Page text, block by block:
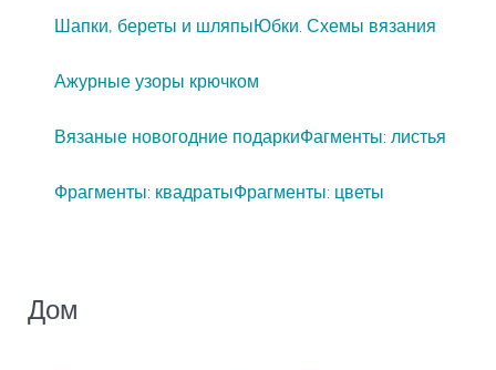
Шапки, береты и шляпыЮбки. Схемы вязания
Ажурные узоры крючком
Вязаные новогодние подаркиФагменты: листья
Фрагменты: квадратыФрагменты: цветы
Дом